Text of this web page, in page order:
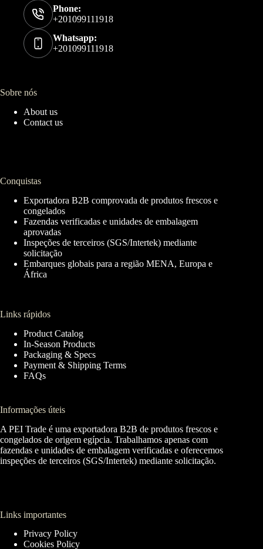
Phone:
+201099111918
Whatsapp:
+201099111918
Sobre nós
About us
Contact us
Conquistas
Exportadora B2B comprovada de produtos frescos e
congelados
Fazendas verificadas e unidades de embalagem
aprovadas
Inspeções de terceiros (SGS/Intertek) mediante
solicitação
Embarques globais para a região MENA, Europa e
África
Links rápidos
Product Catalog
In-Season Products
Packaging & Specs
Payment & Shipping Terms
FAQs
Informações úteis
A PEI Trade é uma exportadora B2B de produtos frescos e
congelados de origem egípcia. Trabalhamos apenas com
fazendas e unidades de embalagem verificadas e oferecemos
inspeções de terceiros (SGS/Intertek) mediante solicitação.
Links importantes
Privacy Policy
Cookies Policy